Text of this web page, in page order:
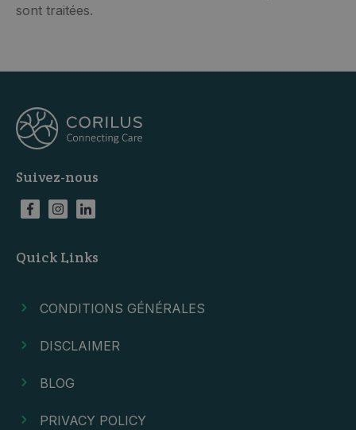
sont traitées.
Suivez-nous
Quick Links
CONDITIONS GÉNÉRALES
DISCLAIMER
BLOG
PRIVACY POLICY